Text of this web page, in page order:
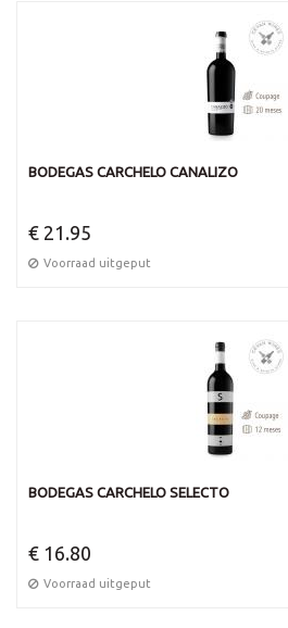
BODEGAS CARCHELO CANALIZO
€ 21.95
Voorraad uitgeput
BODEGAS CARCHELO SELECTO
€ 16.80
Voorraad uitgeput